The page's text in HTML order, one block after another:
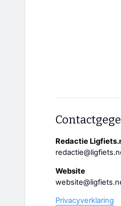
Redactie
Website
Privacyverklaring